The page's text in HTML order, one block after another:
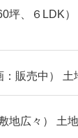
坪、６LDK
販売中） 土
地広々） 土